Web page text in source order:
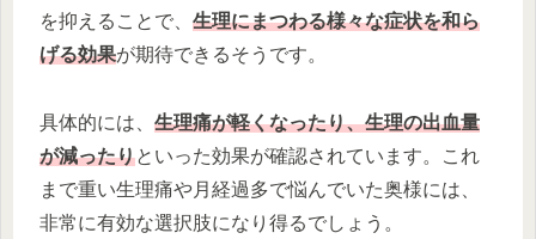
を抑えることで、 生理にまつわる様々な症状を和ら
げる効果が期待できるそうです。
具体的には、 生理痛が軽くなったり、生理の出血量
が減ったりといった効果が確認されています。これ
まで重い生理痛や月経過多で悩んでいた奥様には、
非常に有効な選択肢になり得るでしょう。